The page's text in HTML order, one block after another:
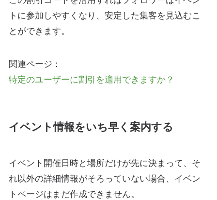
トに参加しやすくなり、安定した集客を見込むこ
とができます。
関連ページ：
特定のユーザーに割引を適用できますか？
イベント情報をいち早く案内する
イベント開催日時と場所だけが先に決まって、そ
れ以外の詳細情報がそろっていない場合、イベン
トページはまだ作成できません。